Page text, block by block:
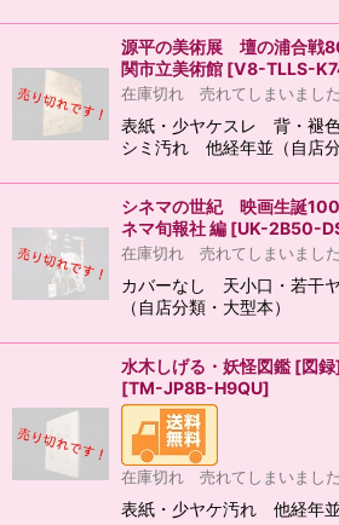
源平の美術展 壇の浦合戦
関市立美術館 [V8-TLLS-
在庫切れ 売れてしまいました
表紙・少ヤケスレ 背・褪
シミ汚れ 他経年並（自店分
シネマの世紀 映画生誕
ネマ旬報社 編 [UK-2B50-
在庫切れ 売れてしまいました
カバーなし 天小口・若干
（自店分類・大型本）
水木しげる・妖怪図鑑 [図
[TM-JP8B-H9QU]
在庫切れ 売れてしまいました
表紙・少ヤケ汚れ 他経年並